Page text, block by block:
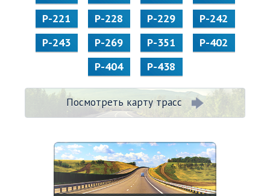
Р-221
Р-228 Р-229
Р-242
Р-243
Р-269 Р-351
Р-402
Р-404
Р-438
Посмотреть карту трасс